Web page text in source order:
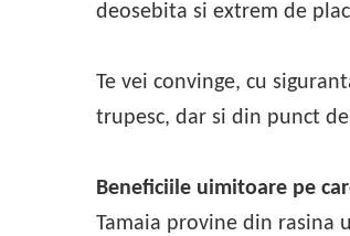
deosebita si extrem de
Te vei convinge, cu
trupesc, dar si din punct
Beneficiile uimitoare pe
Tamaia provine din rasina